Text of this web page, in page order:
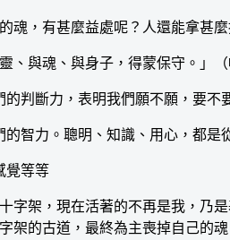
，有甚麼益處呢？人還能拿甚麼
與魂、與身子，得蒙保守。」（
的判斷力，表明我們願不願，要不
的智力。聰明、知識、用心，都是
覺等等
架，現在活著的不再是我，乃
架的古道，最終為主喪掉自己的魂